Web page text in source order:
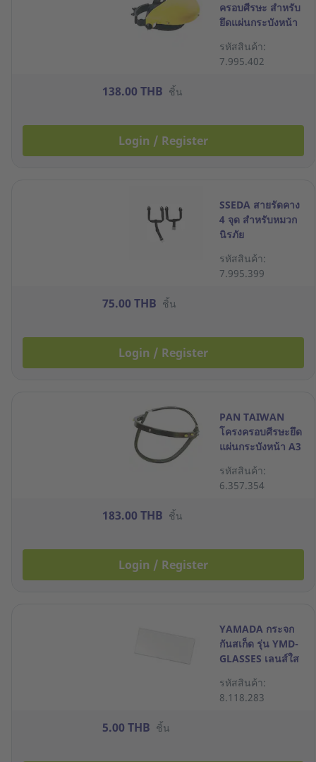
ครอบศีรษะ สำหรับ
ยึดแผ่นกระบังหน้า
รหัสสินค้า:
7.995.402
138.00 THB ชิ้น
Login / Register
SSEDA สายรัดคาง
4 จุด สำหรับหมวก
นิรภัย
รหัสสินค้า:
7.995.399
75.00 THB ชิ้น
Login / Register
PAN TAIWAN
โครงครอบศีรษะยึด
แผ่นกระบังหน้า A3
รหัสสินค้า:
6.357.354
183.00 THB ชิ้น
Login / Register
YAMADA กระจก
กันสเก็ด รุ่น YMD-
GLASSES เลนส์ใส
รหัสสินค้า:
8.118.283
5.00 THB ชิ้น